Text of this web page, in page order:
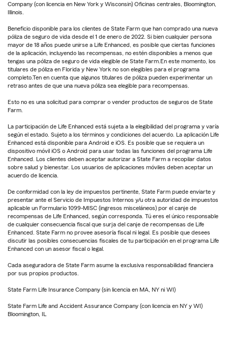
Company (con licencia en New York y Wisconsin) Oficinas centrales, Bloomington,
Illinois.
Beneficio disponible para los clientes de State Farm que han comprado una nueva
póliza de seguro de vida desde el 1 de enero de 2022. Si bien cualquier persona
mayor de 18 años puede unirse a Life Enhanced, es posible que ciertas funciones
de la aplicación, incluyendo las recompensas, no estén disponibles a menos que
tengas una póliza de seguro de vida elegible de State Farm.En este momento, los
titulares de póliza en Florida y New York no son elegibles para el programa
completo.Ten en cuenta que algunos titulares de póliza pueden experimentar un
retraso antes de que una nueva póliza sea elegible para recompensas.
Esto no es una solicitud para comprar o vender productos de seguros de State
Farm.
La participación de Life Enhanced está sujeta a la elegibilidad del programa y varía
según el estado. Sujeto a los términos y condiciones del acuerdo. La aplicación Life
Enhanced está disponible para Android e iOS. Es posible que se requiera un
dispositivo móvil iOS o Android para usar todas las funciones del programa Life
Enhanced. Los clientes deben aceptar autorizar a State Farm a recopilar datos
sobre salud y bienestar. Los usuarios de aplicaciones móviles deben aceptar un
acuerdo de licencia.
De conformidad con la ley de impuestos pertinente, State Farm puede enviarte y
presentar ante el Servicio de Impuestos Internos y/u otra autoridad de impuestos
aplicable un Formulario 1099-MISC (ingresos misceláneos) por el canje de
recompensas de Life Enhanced, según corresponda. Tú eres el único responsable
de cualquier consecuencia fiscal que surja del canje de recompensas de Life
Enhanced. State Farm no provee asesoría fiscal ni legal. Es posible que desees
discutir las posibles consecuencias fiscales de tu participación en el programa Life
Enhanced con un asesor fiscal o legal.
Cada aseguradora de State Farm asume la exclusiva responsabilidad financiera
por sus propios productos.
State Farm Life Insurance Company (sin licencia en MA, NY ni WI)
State Farm Life and Accident Assurance Company (con licencia en NY y WI)
Bloomington, IL